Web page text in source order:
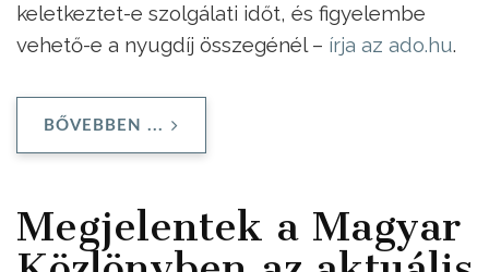
keletkeztet-e szolgálati időt, és figyelembe
vehető-e a nyugdíj összegénél – írja az ado.hu.
BŐVEBBEN ...
Megjelentek a Magyar